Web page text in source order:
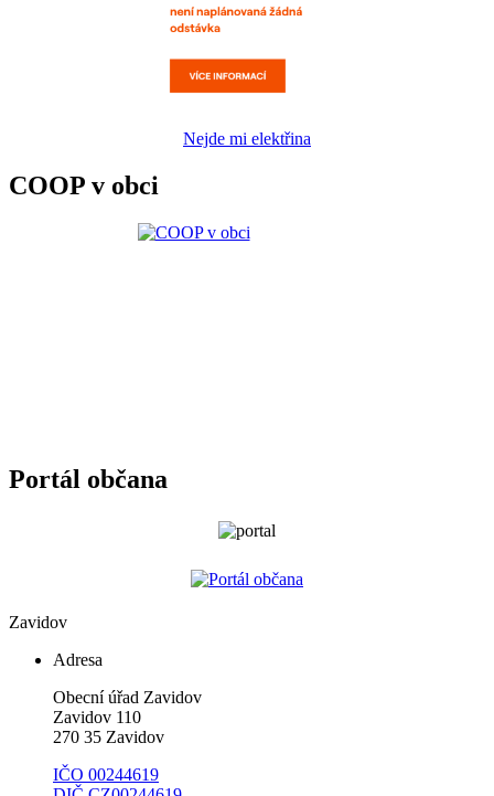
Nejde mi elektřina
COOP v obci
Portál občana
Zavidov
Adresa
Obecní úřad Zavidov
Zavidov 110
270 35 Zavidov
IČO 00244619